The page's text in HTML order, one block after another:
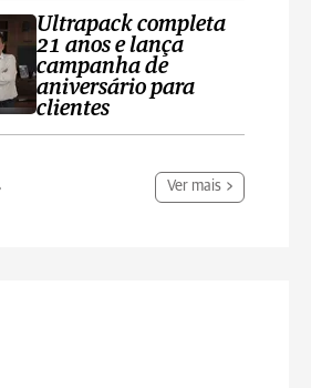
Ultrapack completa
21 anos e lança
campanha de
aniversário para
clientes
Ver mais